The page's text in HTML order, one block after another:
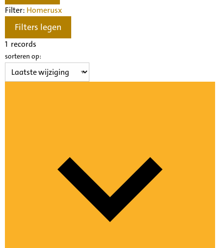
Filter: Homerusx
Filters legen
1 records
sorteren op: